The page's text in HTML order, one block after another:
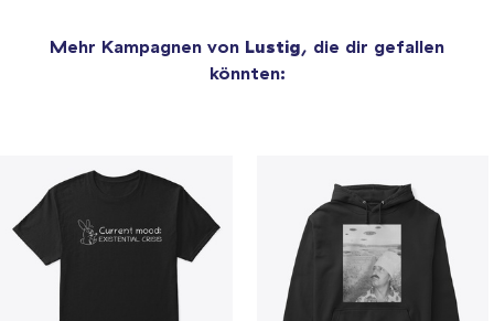
Mehr Kampagnen von Lustig, die dir gefallen
könnten: